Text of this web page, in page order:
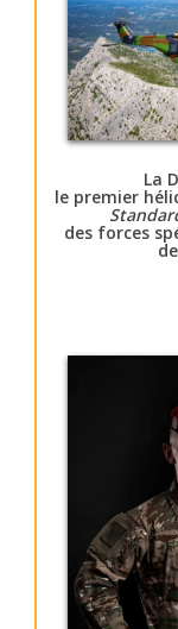
La
le premier
des forces